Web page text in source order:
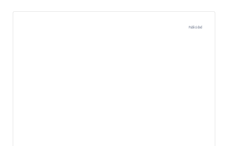
Publicidad